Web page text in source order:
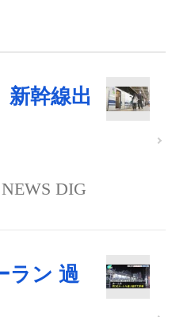
新幹線出
DIG
ラン 過